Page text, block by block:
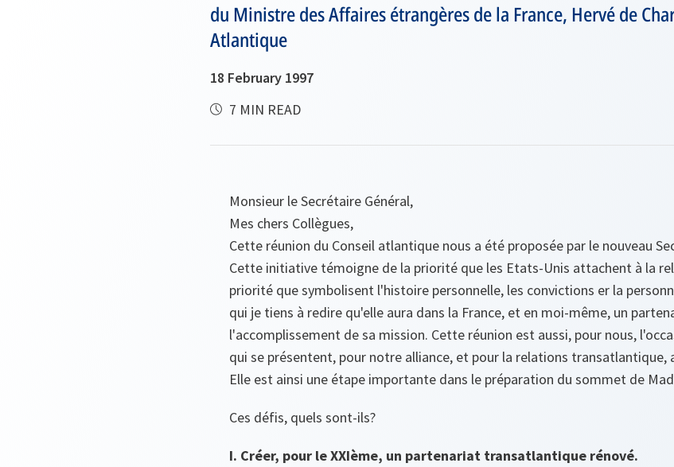
du Ministre des Affaires étrangères de la France, Hervé de
Atlantique
18 February 1997
7 MIN READ
Monsieur le Secrétaire Général,
Mes chers Collègues,
Cette réunion du Conseil atlantique nous a été proposée par le nouveau
Cette initiative témoigne de la priorité que les Etats-Unis attachent à la
priorité que symbolisent l'histoire personnelle, les convictions er la
qui je tiens à redire qu'elle aura dans la France, et en moi-même, un
l'accomplissement de sa mission. Cette réunion est aussi, pour nous,
qui se présentent, pour notre alliance, et pour la relations transatlantique,
Elle est ainsi une étape importante dans le préparation du sommet de
Ces défis, quels sont-ils?
I. Créer, pour le XXIème, un partenariat transatlantique rénové.